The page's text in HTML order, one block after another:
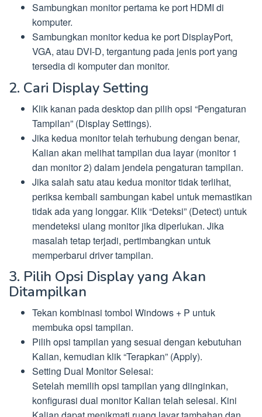
Sambungkan monitor pertama ke port HDMI di
komputer.
Sambungkan monitor kedua ke port DisplayPort,
VGA, atau DVI-D, tergantung pada jenis port yang
tersedia di komputer dan monitor.
2. Cari Display Setting
Klik kanan pada desktop dan pilih opsi “Pengaturan
Tampilan” (Display Settings).
Jika kedua monitor telah terhubung dengan benar,
Kalian akan melihat tampilan dua layar (monitor 1
dan monitor 2) dalam jendela pengaturan tampilan.
Jika salah satu atau kedua monitor tidak terlihat,
periksa kembali sambungan kabel untuk memastikan
tidak ada yang longgar. Klik “Deteksi” (Detect) untuk
mendeteksi ulang monitor jika diperlukan. Jika
masalah tetap terjadi, pertimbangkan untuk
memperbarui driver tampilan.
3. Pilih Opsi Display yang Akan
Ditampilkan
Tekan kombinasi tombol Windows + P untuk
membuka opsi tampilan.
Pilih opsi tampilan yang sesuai dengan kebutuhan
Kalian, kemudian klik “Terapkan” (Apply).
Setting Dual Monitor Selesai:
Setelah memilih opsi tampilan yang diinginkan,
konfigurasi dual monitor Kalian telah selesai. Kini